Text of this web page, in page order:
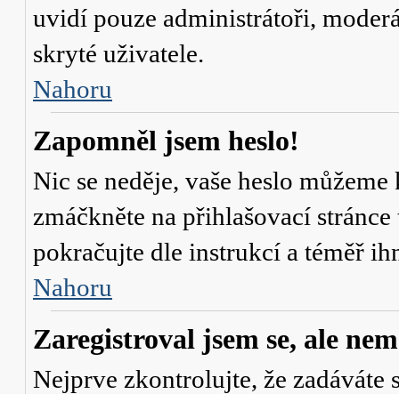
uvidí pouze administrátoři,
skryté uživatele.
Nahoru
Zapomněl jsem heslo!
Nic se neděje, vaše heslo
zmáčkněte na přihlašovací
pokračujte dle instrukcí a téměř
Nahoru
Zaregistroval jsem se, ale
Nejprve zkontrolujte, že zadáváte